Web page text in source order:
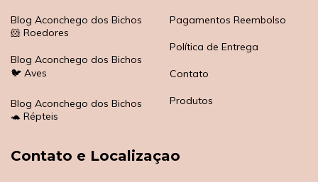
Blog Aconchego dos Bichos
🐹 Roedores
Blog Aconchego dos Bichos
🐦 Aves
Blog Aconchego dos Bichos
🐢 Répteis
Pagamentos Reembolso
Política de Entrega
Contato
Produtos
Contato e Localizaçao